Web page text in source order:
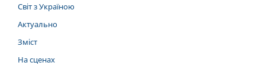
Світ з Україною
Актуально
Зміст
На сценах